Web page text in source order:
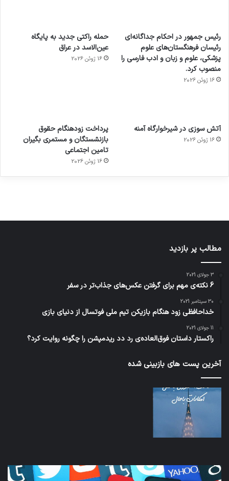
رئیس جمهور در احکام جداگانه‌ای
رئیسان فرهنگستان‌های علوم
پزشکی، علوم و زبان و ادب فارسی را
منصوب کرد.
16 ژوئن 2026
حمله راکتی جدید به پایگاه
عین‌الاسد در عراق
16 ژوئن 2026
آتش سوزی در شیرخوارگاه آمنه
16 ژوئن 2026
پرداخت زودهنگام حقوق
بازنشستگان و مستمری بگیران
تامین اجتماعی
16 ژوئن 2026
برای
کشف
توسط
مجازی
…
ساعت
هوشمند
با طعم
توسط
ژاکت
در
های
2023
توسط
مطالب پر بازدید
3 جولای 2021
6 نکته‌ی مهم برای گرفتن عکس‌های جذاب‌تر در سفر
30 سپتامبر 2021
خداحافظی زود هنگام بازیکن تیم ملی فوتسال از دنیای بازی
11 جولای 2021
راکستار داستان فوق‌العاده‌ی رد دد ریدمپشن را چگونه روایت کرد؟
آخرین پست های بازبینی شده
کدام